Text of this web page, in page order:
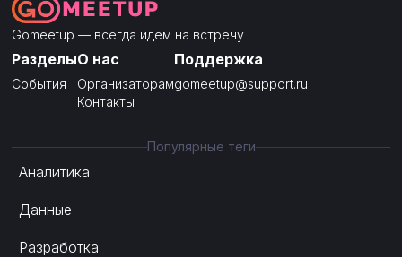
Gomeetup — всегда идем на встречу
Разделы
События
О нас
Организаторам
Контакты
Поддержка
gomeetup@support.ru
Популярные теги
Аналитика
Данные
Разработка